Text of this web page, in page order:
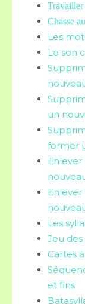
Travailler
Chasse
Les
Le son
un
former
Les
Jeu
Cartes
et fins